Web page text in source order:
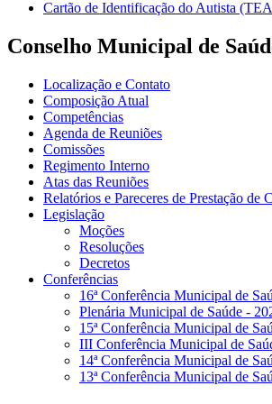
Cartão de Identificação do Autista
Conselho Municipal de
Localização e Contato
Composição Atual
Competências
Agenda de Reuniões
Comissões
Regimento Interno
Atas das Reuniões
Relatórios e Pareceres de Prestação de
Legislação
Moções
Resoluções
Decretos
Conferências
16ª Conferência Municipal de
Plenária Municipal de Saúde -
15ª Conferência Municipal de
III Conferência Municipal de
14ª Conferência Municipal de
13ª Conferência Municipal de